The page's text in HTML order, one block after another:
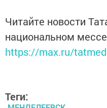
Читайте новости
национальном
https://max.ru/
Теги: